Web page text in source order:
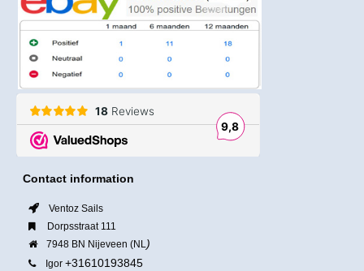
Contact information
Ventoz Sails
Dorpsstraat 111
7948 BN Nijeveen (NL)
Igor +31610193845